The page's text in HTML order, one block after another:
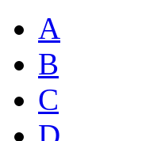
A
B
C